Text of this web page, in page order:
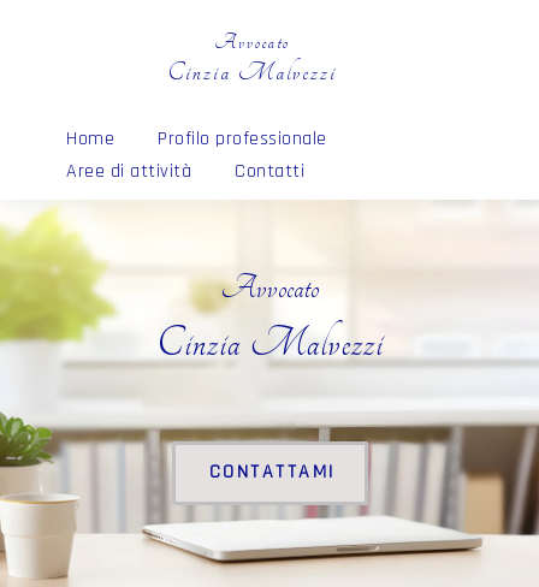
Avvocato
Cinzia Malvezzi
Home
Profilo professionale
Aree di attività
Contatti
Avvocato
Cinzia Malvezzi
CONTATTAMI